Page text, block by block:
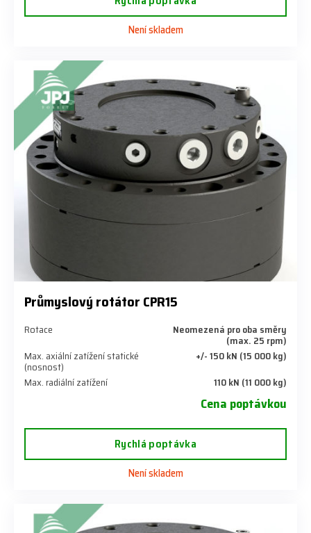
Není skladem
Průmyslový rotátor CPR15
Rotace Neomezená pro oba směry
(max. 25 rpm)
Max. axiální zatížení statické
(nosnost)
+/- 150 kN (15 000 kg)
Max. radiální zatížení
110 kN (11 000 kg)
Cena poptávkou
Rychlá poptávka
Není skladem